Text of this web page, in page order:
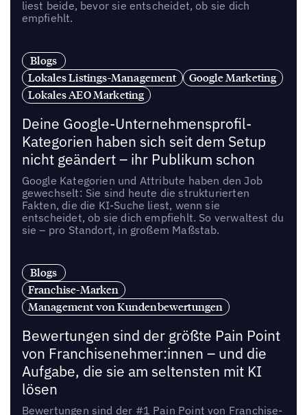
liest beide, bevor sie entscheidet, ob sie dich
empfiehlt.
Blogs
Lokales Listings-Management
Google Marketing
Lokales AEO Marketing
Deine Google-Unternehmensprofil-
Kategorien haben sich seit dem Setup
nicht geändert – ihr Publikum schon
Google Kategorien und Attribute haben den Job
gewechselt: Sie sind heute die strukturierten
Fakten, die die KI-Suche liest, wenn sie
entscheidet, ob sie dich empfiehlt. So verwaltest du
sie – pro Standort, in großem Maßstab.
Blogs
Franchise-Marken
Management von Kundenbewertungen
Bewertungen sind der größte Pain Point
von Franchisenehmer:innen – und die
Aufgabe, die sie am seltensten mit KI
lösen
Bewertungen sind der #1 Pain Point von Franchise-